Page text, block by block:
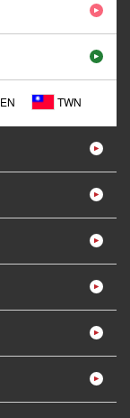
EN TWN